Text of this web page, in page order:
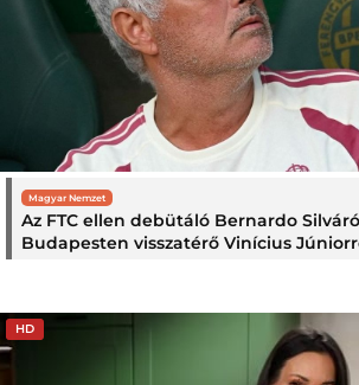
Magyar Nemzet
Az FTC ellen debütáló Bernardo
Budapesten visszatérő Vinícius
HD